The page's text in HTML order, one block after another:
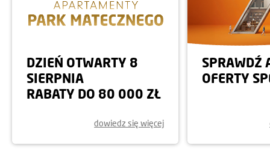
DZIEŃ OTWARTY 8
SIERPNIA
RABATY DO 80 000 ZŁ
dowiedz się więcej
SPRAWDŹ
OFERTY